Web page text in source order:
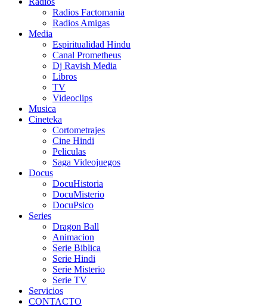
Radios Factomania
Radios Amigas
Media
Espiritualidad Hindu
Canal Prometheus
Dj Ravish Media
Libros
TV
Videoclips
Musica
Cineteka
Cortometrajes
Cine Hindi
Peliculas
Saga Videojuegos
Docus
DocuHistoria
DocuMisterio
DocuPsico
Series
Dragon Ball
Animacion
Serie Biblica
Serie Hindi
Serie Misterio
Serie TV
Servicios
CONTACTO